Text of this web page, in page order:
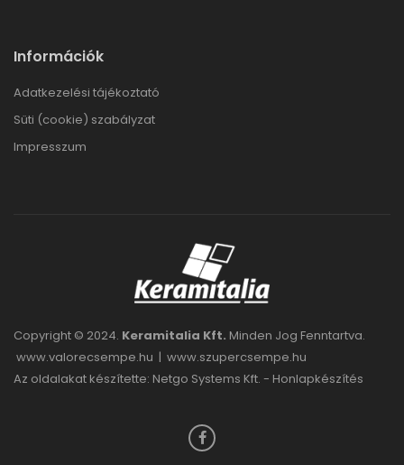
Információk
Adatkezelési tájékoztató
Süti (cookie) szabályzat
Impresszum
Copyright © 2024. Keramitalia Kft. Minden Jog Fenntartva.
www.valorecsempe.hu | www.szupercsempe.hu
Az oldalakat készítette: Netgo Systems Kft. - Honlapkészítés